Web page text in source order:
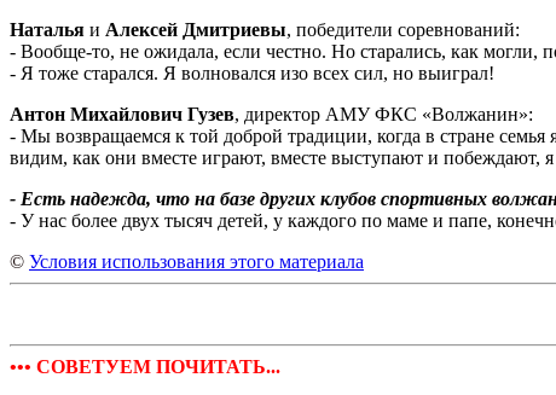
Наталья и Алексей Дмитриевы, победители соревнований:
- Вообще-то, не ожидала, если честно. Но старались, как могли,
- Я тоже старался. Я волновался изо всех сил, но выиграл!
Антон Михайлович Гузев, директор АМУ ФКС «Волжанин»:
- Мы возвращаемся к той доброй традиции, когда в стране
видим, как они вместе играют, вместе выступают и побеждают,
- Есть надежда, что на базе других клубов спортивных
- У нас более двух тысяч детей, у каждого по маме и папе,
© Условия использования этого материала
••• СОВЕТУЕМ ПОЧИТАТЬ...